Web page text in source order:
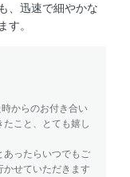
、迅速で細やかな
す。
からのお付き合い
こと、とても嬉し
あったらいつでもご
せていただきます